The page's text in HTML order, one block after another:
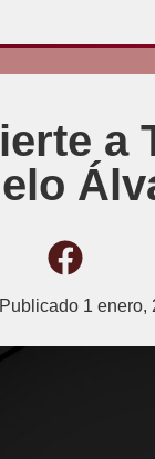
a
Publicado 1 enero,